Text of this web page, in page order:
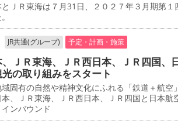
ＪＲ東海は７月31日、２０２７年３月期第１
JR共通(グループ) 予定・計画・施策
、ＪＲ東海、ＪＲ西日本、ＪＲ四国
の取り組みをスタート
固有の自然や精神文化にふれる「鉄道＋航空
、ＪＲ東海、ＪＲ西日本、ＪＲ四国と日本航
ンバウンド